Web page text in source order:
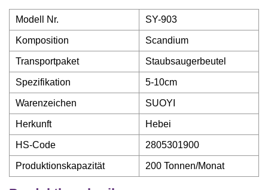
Modell Nr. SY-903
Komposition Scandium
Transportpaket Staubsaugerbeutel
Spezifikation 5-10cm
Warenzeichen SUOYI
Herkunft Hebei
HS-Code 2805301900
Produktionskapazität 200 Tonnen/Monat